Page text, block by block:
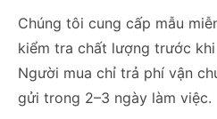
Chúng tôi cung cấp mẫu
kiểm tra chất lượng trước
Người mua chỉ trả phí vận
gửi trong 2–3 ngày làm việc.